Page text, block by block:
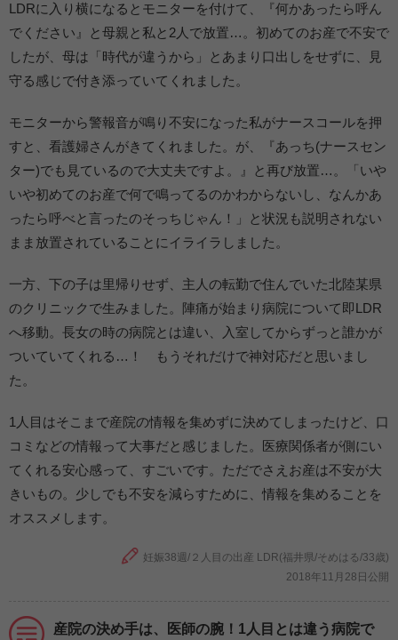
LDRに入り横になるとモニターを付けて、『何かあったら呼ん
でください』と母親と私と2人で放置…。初めてのお産で不安で
したが、母は「時代が違うから」とあまり口出しをせずに、見
守る感じで付き添っていてくれました。
モニターから警報音が鳴り不安になった私がナースコールを押
すと、看護婦さんがきてくれました。が、『あっち(ナースセン
ター)でも見ているので大丈夫ですよ。』と再び放置…。「いや
いや初めてのお産で何で鳴ってるのかわからないし、なんかあ
ったら呼べと言ったのそっちじゃん！」と状況も説明されない
まま放置されていることにイライラしました。
一方、下の子は里帰りせず、主人の転勤で住んでいた北陸某県
のクリニックで生みました。陣痛が始まり病院について即LDR
へ移動。長女の時の病院とは違い、入室してからずっと誰かが
ついていてくれる…！ もうそれだけで神対応だと思いまし
た。
1人目はそこまで産院の情報を集めずに決めてしまったけど、口
コミなどの情報って大事だと感じました。医療関係者が側にい
てくれる安心感って、すごいです。ただでさえお産は不安が大
きいもの。少しでも不安を減らすために、情報を集めることを
オススメします。
妊娠38週/２人目の出産 LDR(福井県/そめはる/33歳)
2018年11月28日公開
産院の決め手は、医師の腕！1人目とは違う病院で